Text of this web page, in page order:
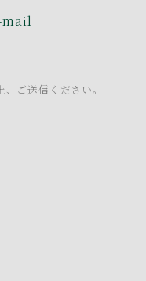
mail
、ご送信ください。